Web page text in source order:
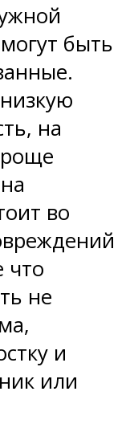
быть
на
во
что
не
и
или